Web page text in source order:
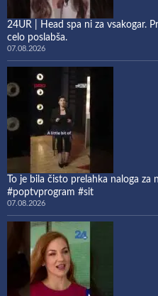
24UR | Head spa ni za vsakogar.
celo poslabša.
07.08.2026
To je bila čisto prelahka naloga
#poptvprogram #sit
07.08.2026